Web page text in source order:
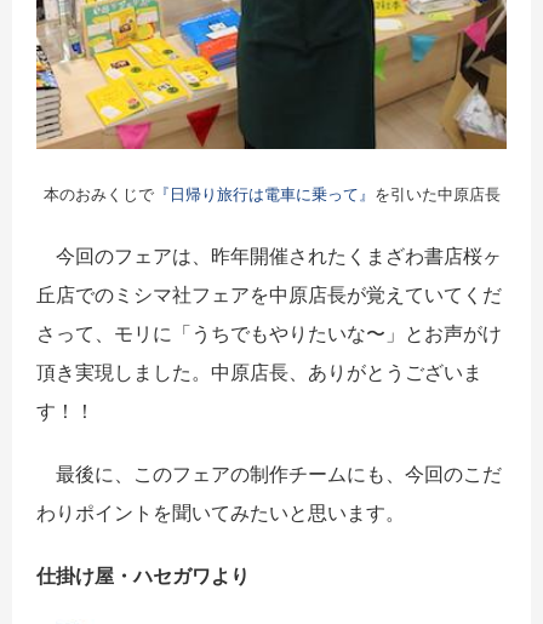
本のおみくじで『日帰り旅行は電車に乗って』 を引いた中原店長
今回のフェアは、昨年開催されたくまざわ書店桜ヶ
丘店でのミシマ社フェアを中原店長が覚えていてくだ
さって、モリに「うちでもやりたいな〜」とお声がけ
頂き実現しました。中原店長、ありがとうございま
す！！
最後に、このフェアの制作チームにも、今回のこだ
わりポイントを聞いてみたいと思います。
仕掛け屋・ハセガワより